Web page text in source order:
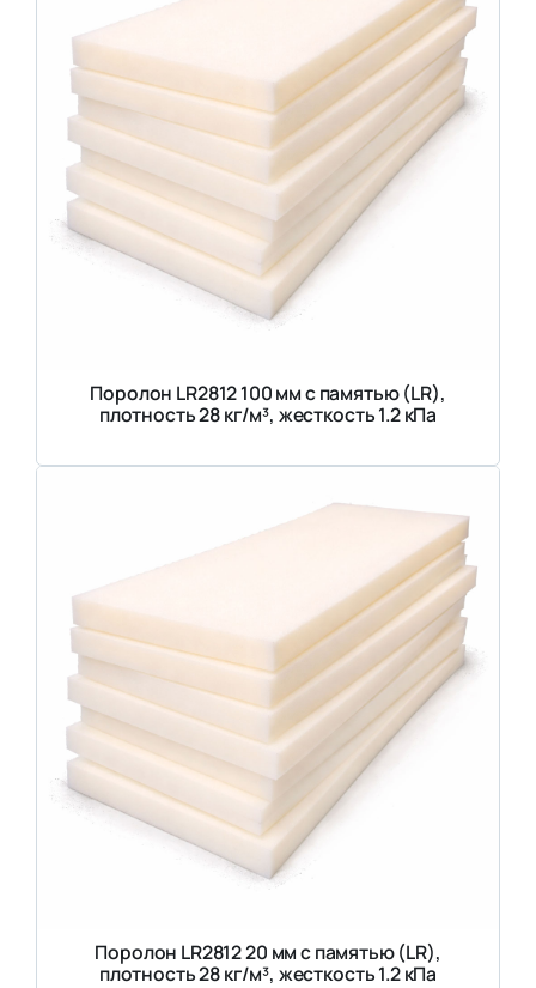
Поролон LR2812 100 мм с памятью (LR),
плотность 28 кг/м³, жесткость 1.2 кПа
Поролон LR2812 20 мм с памятью (LR),
плотность 28 кг/м³, жесткость 1.2 кПа